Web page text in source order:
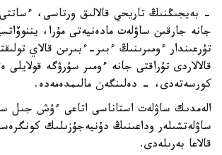
- بەيجىڭنىڭ تاريحي قالالىق ورتاسى،
جانە جارقىن ساۋلەت مادەنيەتى مۇرا،
تۇرعىندار ءومىرىنىڭ ءبىر-ءبىرىن قالاي
قالالاردى تۇراقتى جانە ءومىر سۇرۋگە قولايلى
كورسەتەدى، - دەلىنگەن مالىمدەمەدە.
الەمدىك ساۋلەت استاناسى اتاعى ءۇش جىل
ساۋلەتشىلەر وداعىنىڭ دۇنيەجۇزىلىك
قالاعا بەرىلەدى.